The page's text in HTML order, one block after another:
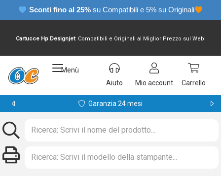
Sconti fino al 25% su Compatibili e 5% su Originali
Cartucce Hp Designjet: Compatibili e Originali al Miglior Prezzo sul Web!
Menù
Aiuto
Mio account Carrello
Pagamenti sicuri